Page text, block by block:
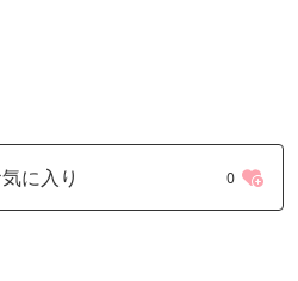
に入り 0